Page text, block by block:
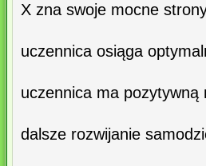
X zna swoje mocne
uczennica osiąga
uczennica ma
dalsze rozwijanie